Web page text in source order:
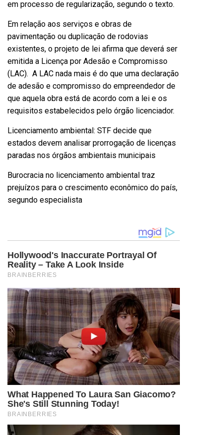
em processo de regularização, segundo o texto.
Em relação aos serviços e obras de
pavimentação ou duplicação de rodovias
existentes, o projeto de lei afirma que deverá ser
emitida a Licença por Adesão e Compromisso
(LAC). A LAC nada mais é do que uma declaração
de adesão e compromisso do empreendedor de
que aquela obra está de acordo com a lei e os
requisitos estabelecidos pelo órgão licenciador.
Licenciamento ambiental: STF decide que
estados devem analisar prorrogação de licenças
paradas nos órgãos ambientais municipais
Burocracia no licenciamento ambiental traz
prejuízos para o crescimento econômico do país,
segundo especialista